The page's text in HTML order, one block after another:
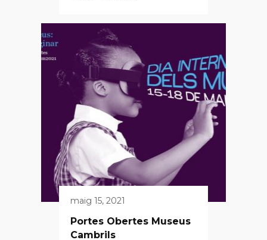
maig 15, 2021
Portes Obertes Museus
Cambrils